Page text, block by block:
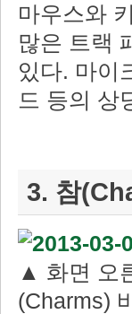
마우스와
많은 트랙
있다. 마이
드 등의 상
3. 참
▲ 화면 오
(Charms)